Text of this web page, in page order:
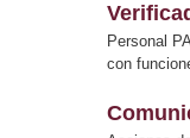
Personal
con